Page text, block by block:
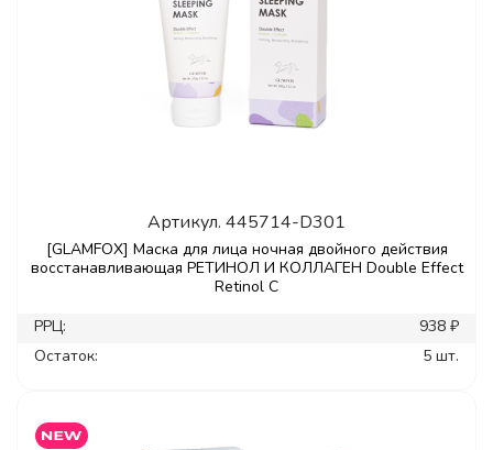
Артикул. 445714-D301
[GLAMFOX] Маска для лица ночная двойного действия
восстанавливающая РЕТИНОЛ И КОЛЛАГЕН Double Effect
Retinol C
РРЦ:
938 ₽
Остаток:
5 шт.